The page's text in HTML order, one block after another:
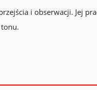
i obserwacji. Jej